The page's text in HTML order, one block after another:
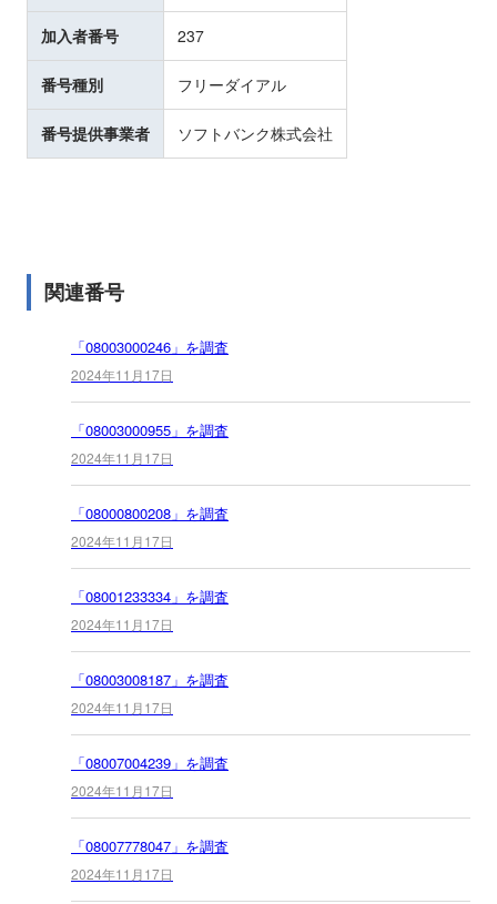
加入者番号 237
番号種別 フリーダイアル
番号提供事業者 ソフトバンク株式会社
関連番号
「08003000246」を調査
2024年11月17日
「08003000955」を調査
2024年11月17日
「08000800208」を調査
2024年11月17日
「08001233334」を調査
2024年11月17日
「08003008187」を調査
2024年11月17日
「08007004239」を調査
2024年11月17日
「08007778047」を調査
2024年11月17日